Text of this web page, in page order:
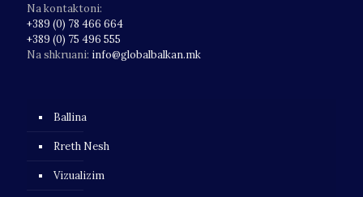
Na kontaktoni:
+389 (0) 78 466 664
+389 (0) 75 496 555
Na shkruani: info@globalbalkan.mk
Ballina
Rreth Nesh
Vizualizim